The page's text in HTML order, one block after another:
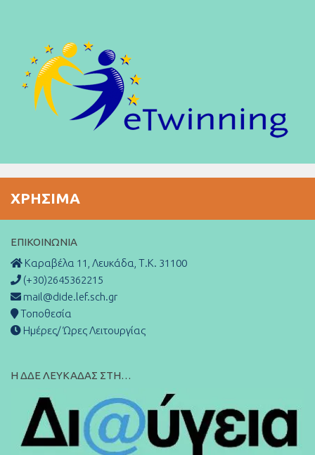
ΧΡΉΣΙΜΑ
ΕΠΙΚΟΙΝΩΝΊΑ
Καραβέλα 11, Λευκάδα, Τ.Κ. 31100
(+30)2645362215
mail@dide.lef.sch.gr
Τοποθεσία
Ημέρες/ Ώρες Λειτουργίας
Η ΔΔΕ ΛΕΥΚΑΔΑΣ ΣΤΗ…